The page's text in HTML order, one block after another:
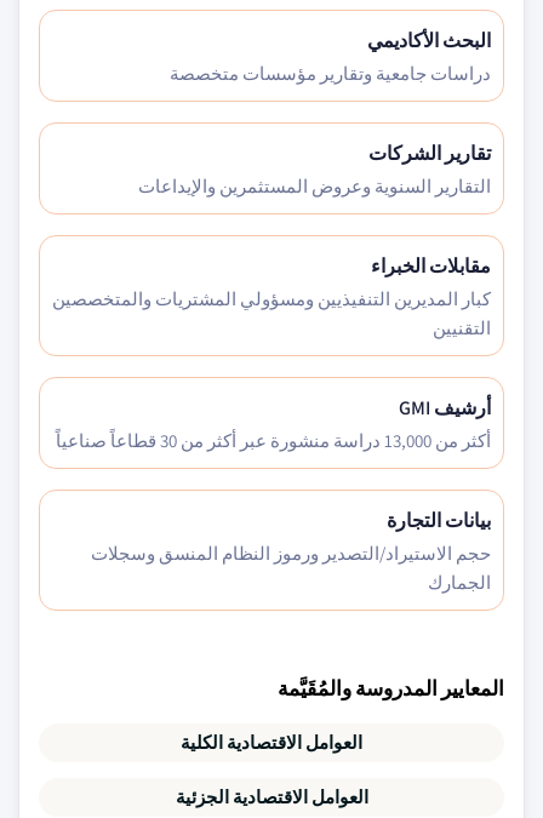
البحث الأكاديمي
دراسات جامعية وتقارير مؤسسات متخصصة
تقارير الشركات
التقارير السنوية وعروض المستثمرين والإيداعات
مقابلات الخبراء
كبار المديرين التنفيذيين ومسؤولي المشتريات والمتخصصين
التقنيين
أرشيف GMI
أكثر من 13,000 دراسة منشورة عبر أكثر من 30 قطاعاً صناعياً
بيانات التجارة
حجم الاستيراد/التصدير ورموز النظام المنسق وسجلات
الجمارك
المعايير المدروسة والمُقَيَّمة
العوامل الاقتصادية الكلية
العوامل الاقتصادية الجزئية